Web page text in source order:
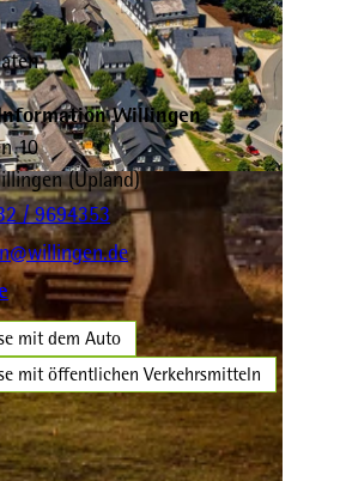
Willingen
10
(Upland)
/ 9694353
mit dem Auto
mit öffentlichen Verkehrsmitteln